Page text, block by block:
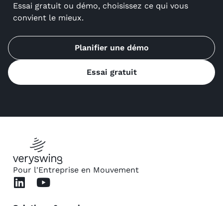
Essai gratuit ou démo, choisissez ce qui vous
convient le mieux.
Planifier une démo
Essai gratuit
Pour l'Entreprise en Mouvement